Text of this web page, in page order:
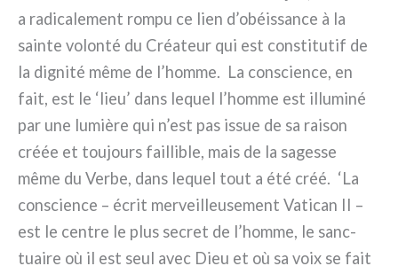
a radi­ca­le­ment rom­pu ce lien d’obéissance à la
sain­te volon­té du Créateur qui est con­sti­tu­tif de
la digni­té même de l’homme. La con­scien­ce, en
fait, est le ‘lieu’ dans lequel l’homme est illu­mi­né
par une lumiè­re qui n’est pas issue de sa rai­son
créée et tou­jours fail­li­ble, mais de la sages­se
même du Verbe, dans lequel tout a été créé. ‘La
con­scien­ce – écrit mer­veil­leu­se­ment Vatican II –
est le cen­tre le plus secret de l’homme, le sanc­
tuai­re où il est seul avec Dieu et où sa voix se fait